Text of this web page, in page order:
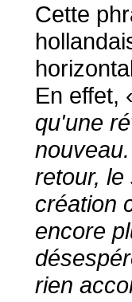
Cette
En effet,
qu'une
retour,
création
encore
rien